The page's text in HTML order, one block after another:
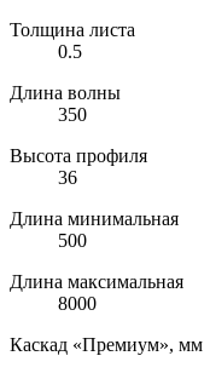
Толщина листа
0.5
Длина волны
350
Высота профиля
36
Длина минимальная
500
Длина максимальная
8000
Каскад «Премиум», мм